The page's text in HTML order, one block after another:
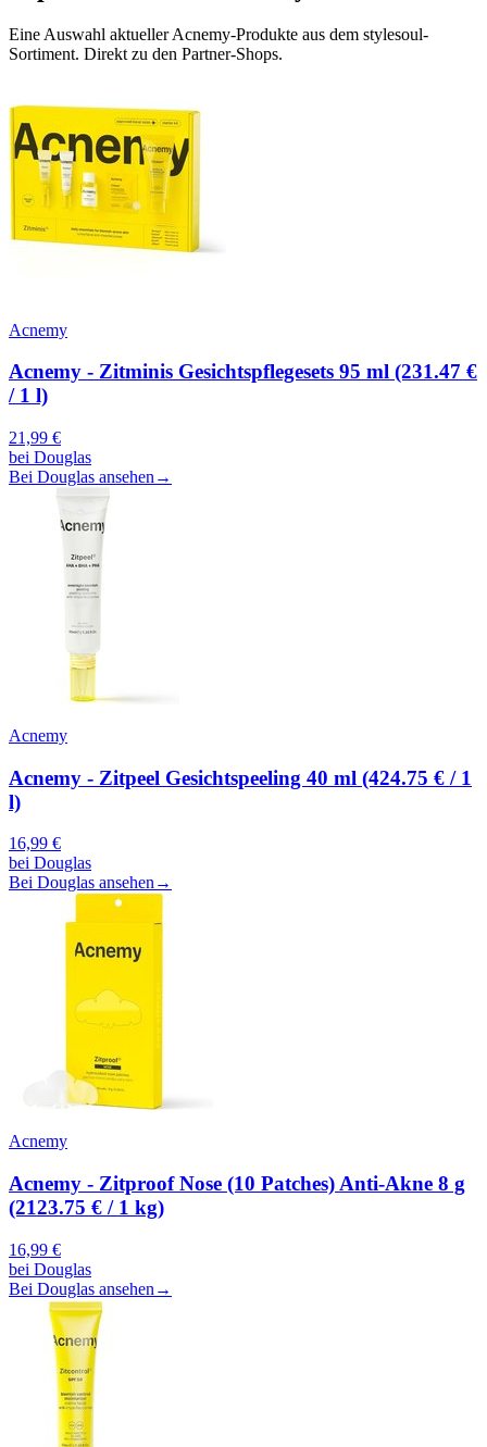
Eine Auswahl aktuellerAcnemy-Produkte aus dem stylesoul-
Sortiment. Direkt zu den Partner-Shops.
Acnemy
Acnemy - Zitminis Gesichtspflegesets 95 ml (231.47 €
/ 1 l)
21,99 €
bei Douglas
Bei Douglas ansehen →
Acnemy
Acnemy - Zitpeel Gesichtspeeling 40 ml (424.75 € / 1
l)
16,99 €
bei Douglas
Bei Douglas ansehen →
Acnemy
Acnemy - Zitproof Nose (10 Patches) Anti-Akne 8 g
(2123.75 € / 1 kg)
16,99 €
bei Douglas
Bei Douglas ansehen →